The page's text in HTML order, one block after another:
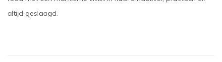
altijd geslaagd.